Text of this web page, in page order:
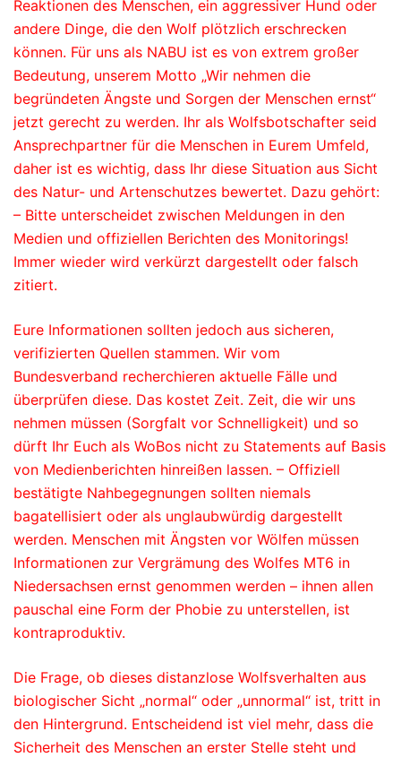
Reaktionen des Menschen, ein aggressiver Hund oder
andere Dinge, die den Wolf plötzlich erschrecken
können. Für uns als NABU ist es von extrem großer
Bedeutung, unserem Motto „Wir nehmen die
begründeten Ängste und Sorgen der Menschen ernst“
jetzt gerecht zu werden. Ihr als Wolfsbotschafter seid
Ansprechpartner für die Menschen in Eurem Umfeld,
daher ist es wichtig, dass Ihr diese Situation aus Sicht
des Natur- und Artenschutzes bewertet. Dazu gehört:
– Bitte unterscheidet zwischen Meldungen in den
Medien und offiziellen Berichten des Monitorings!
Immer wieder wird verkürzt dargestellt oder falsch
zitiert.
Eure Informationen sollten jedoch aus sicheren,
verifizierten Quellen stammen. Wir vom
Bundesverband recherchieren aktuelle Fälle und
überprüfen diese. Das kostet Zeit. Zeit, die wir uns
nehmen müssen (Sorgfalt vor Schnelligkeit) und so
dürft Ihr Euch als WoBos nicht zu Statements auf Basis
von Medienberichten hinreißen lassen. – Offiziell
bestätigte Nahbegegnungen sollten niemals
bagatellisiert oder als unglaubwürdig dargestellt
werden. Menschen mit Ängsten vor Wölfen müssen
Informationen zur Vergrämung des Wolfes MT6 in
Niedersachsen ernst genommen werden – ihnen allen
pauschal eine Form der Phobie zu unterstellen, ist
kontraproduktiv.
Die Frage, ob dieses distanzlose Wolfsverhalten aus
biologischer Sicht „normal“ oder „unnormal“ ist, tritt in
den Hintergrund. Entscheidend ist viel mehr, dass die
Sicherheit des Menschen an erster Stelle steht und